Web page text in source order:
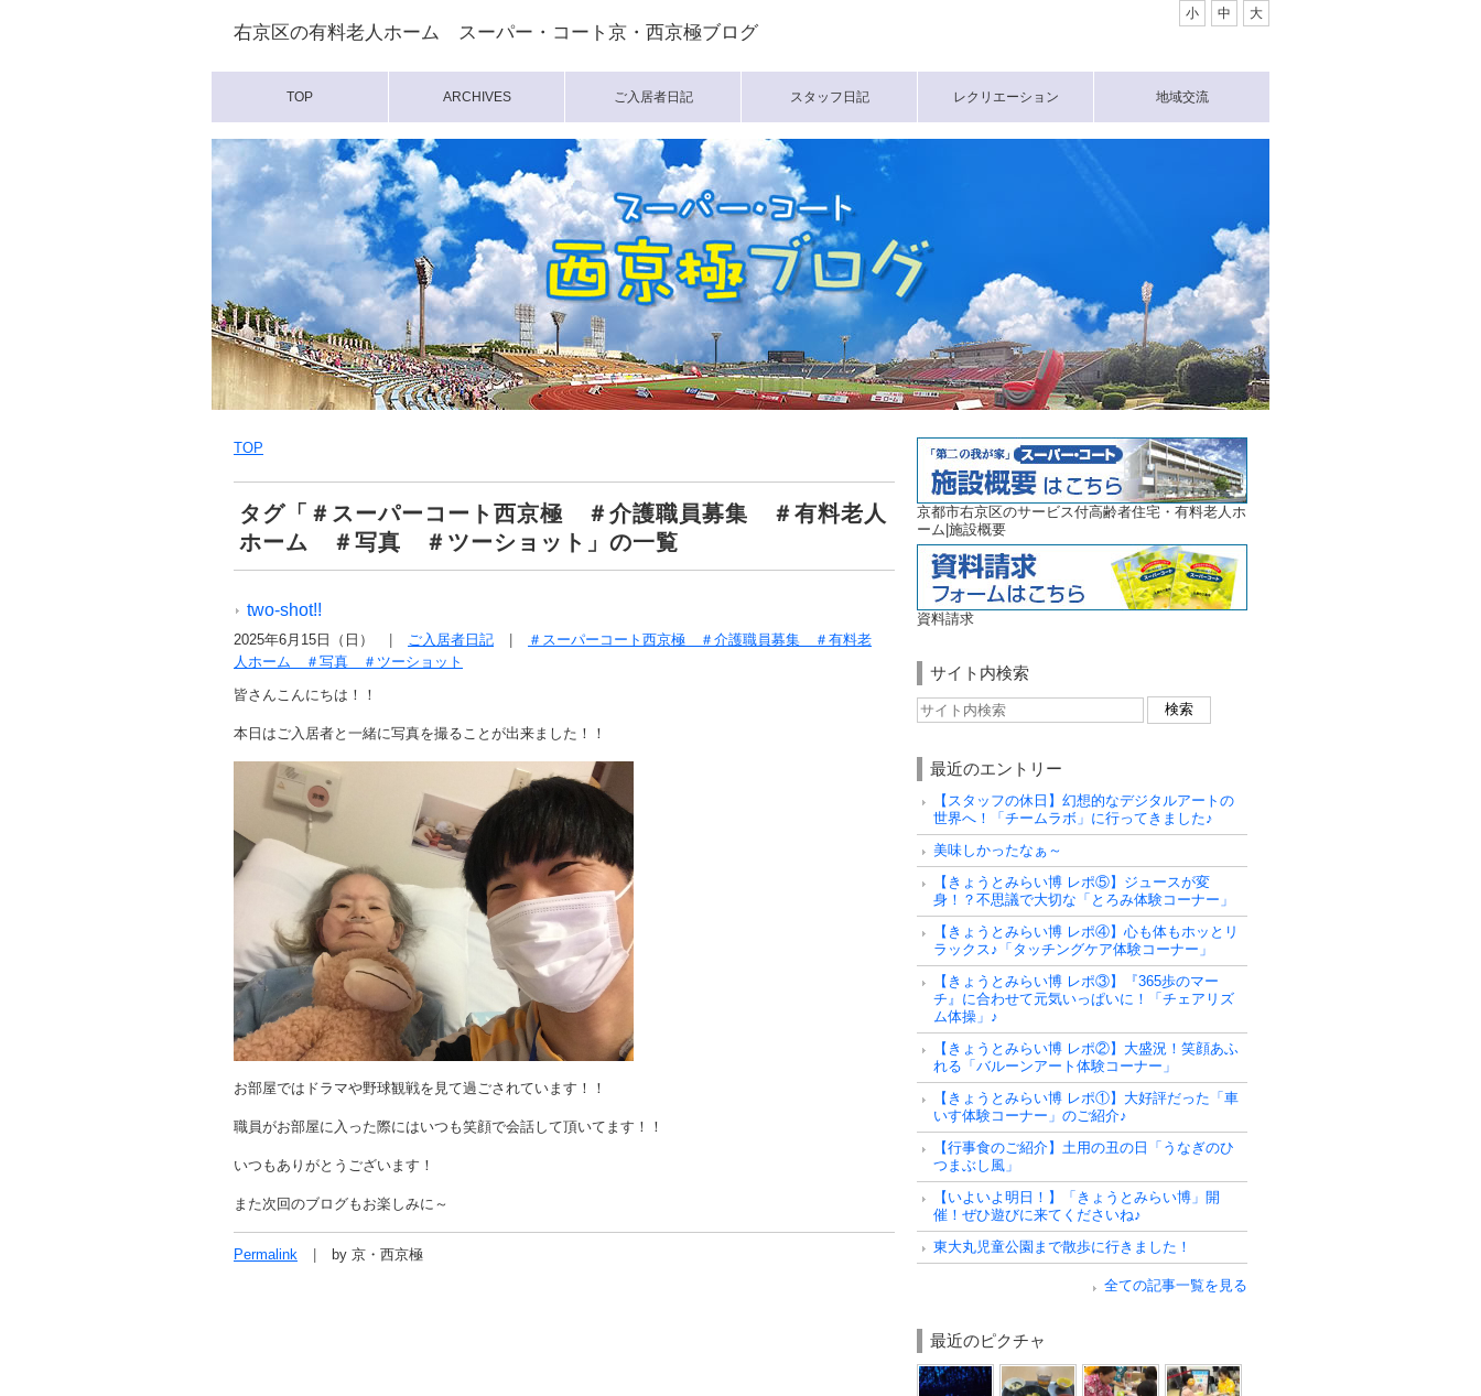
右京区の有料老人ホーム スーパー・コート京・西京極ブログ
TOP ARCHIVES ご入居者日記 スタッフ日記 レクリエーション 地域交流
小 中 大
TOP
タグ「＃スーパーコート西京極 ＃介護職員募集 ＃有料老人
ホーム ＃写真 ＃ツーショット」の一覧
two-shot!!
2025年6月15日（日） ご入居者日記
＃スーパーコート西京極 ＃介護職員募集 ＃有料老
人ホーム ＃写真 ＃ツーショット
皆さんこんにちは！！
本日はご入居者と一緒に写真を撮ることが出来ました！！
お部屋ではドラマや野球観戦を見て過ごされています！！
職員がお部屋に入った際にはいつも笑顔で会話して頂いてます！！
いつもありがとうございます！
また次回のブログもお楽しみに～
Permalink by 京・西京極
京都市右京区のサービス付高齢者住宅・有料老人ホ
ーム|施設概要
資料請求
サイト内検索
最近のエントリー
【スタッフの休日】幻想的なデジタルアートの
世界へ！「チームラボ」に行ってきました♪
美味しかったなぁ～
【きょうとみらい博 レポ⑤】ジュースが変
身！？不思議で大切な「とろみ体験コーナー」
【きょうとみらい博 レポ④】心も体もホッとリ
ラックス♪「タッチングケア体験コーナー」
【きょうとみらい博 レポ③】『365歩のマー
チ』に合わせて元気いっぱいに！「チェアリズ
ム体操」♪
【きょうとみらい博 レポ②】大盛況！笑顔あふ
れる「バルーンアート体験コーナー」
【きょうとみらい博 レポ①】大好評だった「車
いす体験コーナー」のご紹介♪
【行事食のご紹介】土用の丑の日「うなぎのひ
つまぶし風」
【いよいよ明日！】「きょうとみらい博」開
催！ぜひ遊びに来てくださいね♪
東大丸児童公園まで散歩に行きました！
全ての記事一覧を見る
最近のピクチャ